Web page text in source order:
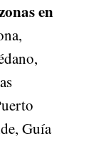
en
Guía